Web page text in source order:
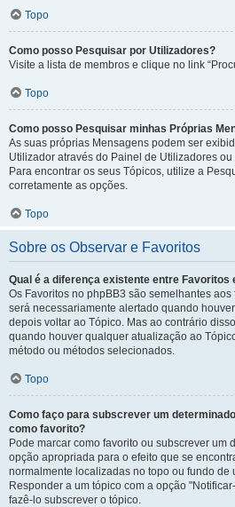
Topo
Como posso Pesquisar por Utilizadores?
Visite a lista de membros e clique no link
Topo
Como posso Pesquisar minhas Próprias
As suas próprias Mensagens podem ser
Utilizador através do Painel de Utilizadores
Para encontrar os seus Tópicos, utilize a
corretamente as opções.
Topo
Sobre os Observar e Favoritos
Qual é a diferença existente entre Favoritos
Os Favoritos no phpBB3 são semelhantes
será necessariamente alertado quando
depois voltar ao Tópico. Mas ao contrário
quando houver qualquer atualização ao
método ou métodos selecionados.
Topo
Como faço para subscrever um
como favorito?
Pode marcar como favorito ou subscrever um
opção apropriada para o efeito que se
normalmente localizadas no topo ou fundo de
Responder a um tópico com a opção
fazê-lo subscrever o tópico.